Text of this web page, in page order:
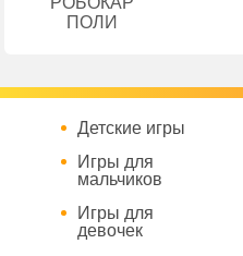
ПОЛИ
Детские игры
Игры для
мальчиков
Игры для
девочек